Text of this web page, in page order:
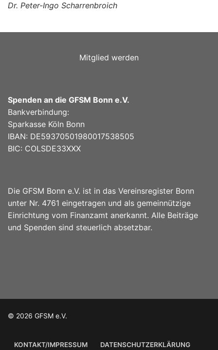
Dr. Peter-Ingo Scharrenbroich
Mitglied werden
Spenden an die GFSM Bonn e.V.
Bankverbindung:
Sparkasse Köln Bonn
IBAN: DE59370501980017538505
BIC: COLSDE33XXX
Die GFSM Bonn e.V. ist in das Vereinsregister Bonn
unter Nr. 4761 eingetragen und als gemeinnützige
Einrichtung vom Finanzamt anerkannt. Alle Beiträge
und Spenden sind steuerlich absetzbar.
© 2026 GFSM e.V.
KONTAKT/IMPRESSUM DATENSCHUTZERKLÄRUNG